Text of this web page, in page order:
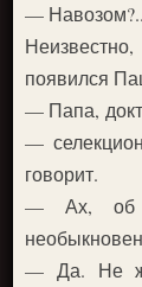
—
появился
— Папа,
—
говорит.
— Ах, об
— Да. Не